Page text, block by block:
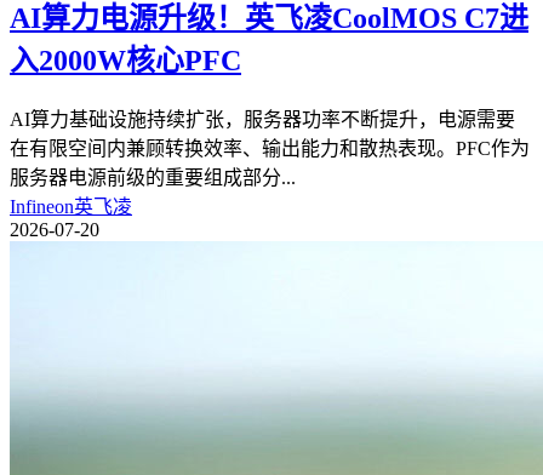
AI算力电源升级！英飞凌CoolMOS C7进
入2000W核心PFC
AI算力基础设施持续扩张，服务器功率不断提升，电源需要
在有限空间内兼顾转换效率、输出能力和散热表现。PFC作为
服务器电源前级的重要组成部分...
Infineon英飞凌
2026-07-20